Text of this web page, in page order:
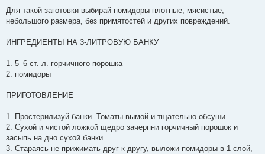
Для такой заготовки выбирай помидоры плотные, мясистые,
небольшого размера, без примятостей и других повреждений.
ИНГРЕДИЕНТЫ НА 3-ЛИТРОВУЮ БАНКУ
1. 5–6 ст. л. горчичного порошка
2. помидоры
ПРИГОТОВЛЕНИЕ
1. Простерилизуй банки. Томаты вымой и тщательно обсуши.
2. Сухой и чистой ложкой щедро зачерпни горчичный порошок и
засыпь на дно сухой банки.
3. Стараясь не прижимать друг к другу, выложи помидоры в 1 слой,